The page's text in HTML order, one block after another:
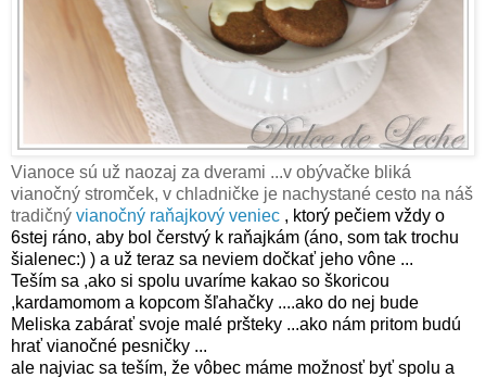
Vianoce sú už naozaj za dverami ...v obývačke bliká
vianočný stromček, v chladničke je nachystané cesto na náš
tradičný vianočný raňajkový veniec , ktorý pečiem vždy o
6stej ráno, aby bol čerstvý k raňajkám (áno, som tak trochu
šialenec:) ) a už teraz sa neviem dočkať jeho vône ...
Teším sa ,ako si spolu uvaríme kakao so škoricou
,kardamomom a kopcom šľahačky ....ako do nej bude
Meliska zabárať svoje malé pršteky ...ako nám pritom budú
hrať vianočné pesničky ...
ale najviac sa teším, že vôbec máme možnosť byť spolu a